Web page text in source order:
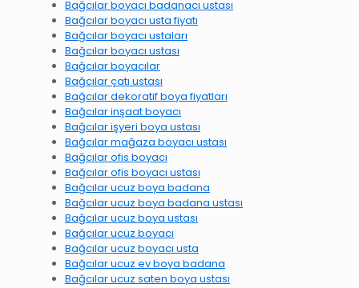
Bağcılar boyacı badanacı ustası
Bağcılar boyacı usta fiyatı
Bağcılar boyacı ustaları
Bağcılar boyacı ustası
Bağcılar boyacılar
Bağcılar çatı ustası
Bağcılar dekoratif boya fiyatları
Bağcılar inşaat boyacı
Bağcılar işyeri boya ustası
Bağcılar mağaza boyacı ustası
Bağcılar ofis boyacı
Bağcılar ofis boyacı ustası
Bağcılar ucuz boya badana
Bağcılar ucuz boya badana ustası
Bağcılar ucuz boya ustası
Bağcılar ucuz boyacı
Bağcılar ucuz boyacı usta
Bağcılar ucuz ev boya badana
Bağcılar ucuz saten boya ustası